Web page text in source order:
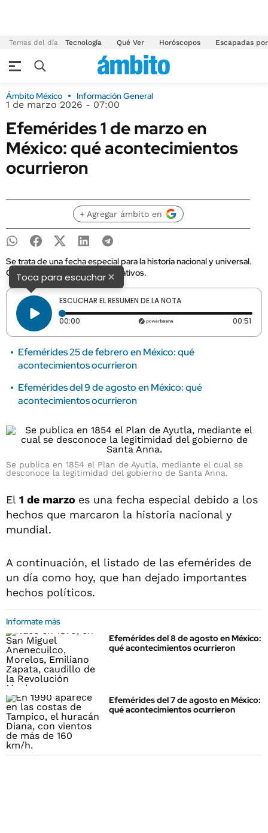
Temas del día Tecnología Qué Ver Horóscopos Escapadas
Ámbito México Información General
1 de marzo 2026 - 07:00
Efemérides 1 de marzo en
México: qué acontecimientos
ocurrieron
+ Agregar ámbito en
Se trata de una fecha especial para la historia nacional y universal.
Checa los eventos más significativos.
Toca para escuchar×
ESCUCHAR EL RESUMEN DE LA NOTA
00:00 Tiempo transcurrido: 0 segundos 00:51
Efemérides 25 de febrero en México: qué
acontecimientos ocurrieron
Efemérides del 9 de agosto en México: qué
acontecimientos ocurrieron
Se publica en 1854 el Plan de Ayutla, mediante el cual se
desconoce la legitimidad del gobierno de Santa Anna.
El 1 de marzo es una fecha especial debido a los
hechos que marcaron la historia nacional y
mundial.
A continuación, el listado de las efemérides de
un día como hoy, que han dejado importantes
hechos políticos.
Informate más
Efemérides del 8 de agosto en México:
qué acontecimientos ocurrieron
Efemérides del 7 de agosto en México:
qué acontecimientos ocurrieron